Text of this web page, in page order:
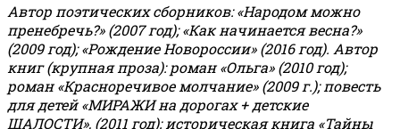
Автор поэтических сборников: «Народом можно
пренебречь?» (2007 год); «Как начинается весна?»
(2009 год); «Рождение Новороссии» (2016 год). Автор
книг (крупная проза): роман «Ольга» (2010 год);
роман «Красноречивое молчание» (2009 г.); повесть
для детей «МИРАЖИ на дорогах + детские
ШАЛОСТИ», (2011 год); историческая книга «Тайны